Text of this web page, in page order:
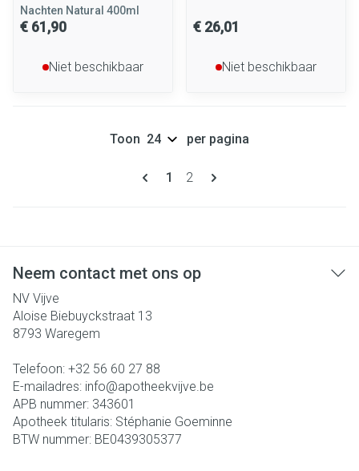
Nachten Natural 400ml
€ 61,90
Niet beschikbaar
€ 26,01
Niet beschikbaar
Pagina's
U lees momenteel pagina
1 Pagina
2
Toon per pagina
Neem contact met ons op
NV Vijve
Aloise Biebuyckstraat 13
8793 Waregem
Telefoon: +32 56 60 27 88
E-mailadres: info@apotheekvijve.be
APB nummer: 343601
Apotheek titularis: Stéphanie Goeminne
BTW nummer: BE0439305377